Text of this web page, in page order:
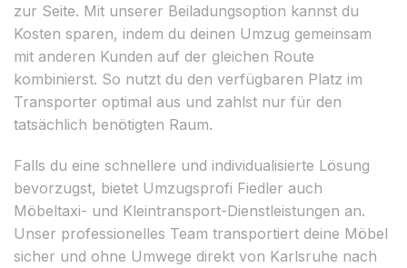
zur Seite. Mit unserer Beiladungsoption kannst du
Kosten sparen, indem du deinen Umzug gemeinsam
mit anderen Kunden auf der gleichen Route
kombinierst. So nutzt du den verfügbaren Platz im
Transporter optimal aus und zahlst nur für den
tatsächlich benötigten Raum.
Falls du eine schnellere und individualisierte Lösung
bevorzugst, bietet Umzugsprofi Fiedler auch
Möbeltaxi- und Kleintransport-Dienstleistungen an.
Unser professionelles Team transportiert deine Möbel
sicher und ohne Umwege direkt von Karlsruhe nach